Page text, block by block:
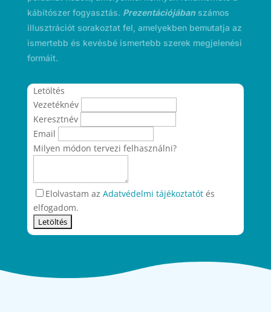
kábítószer fogyasztás. Prezentációjábanszámos
illusztrációt sorakoztat fel, amelyekben bemutatja az
ismertebb és kevésbé ismertebb szerek megjelenési
formáit.
Letöltés
Vezetéknév
Keresztnév
Email
Milyen módon tervezi felhasználni?
Elolvastam az Adatvédelmi tájékoztatótés
elfogadom.